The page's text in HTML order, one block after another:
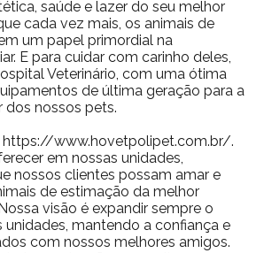
saúde e lazer do seu melhor
cada vez mais, os animais de
um papel primordial na
E para cuidar com carinho deles,
Veterinário, com uma ótima
de última geração para a
dos nossos pets.
https://www.hovetpolipet.com.br/.
em nossas unidades,
nossos clientes possam amar e
de estimação da melhor
visão é expandir sempre o
unidades, mantendo a confiança e
com nossos melhores amigos.